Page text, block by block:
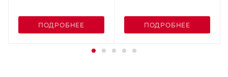
ПОДРОБНЕЕ ПОДРОБНЕЕ